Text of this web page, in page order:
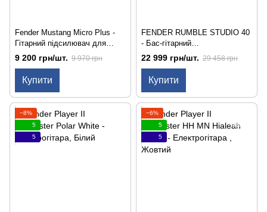
Fender Mustang Micro Plus -
Гітарний підсилювач для
навушників
9 200 грн/шт. 9 970 грн
Купити
FENDER RUMBLE STUDIO 40
- Бас-гітарний
комбопідсилювач
22 999 грн/шт. 29 458 грн
Купити
−8%
5
5
−6%
5
5